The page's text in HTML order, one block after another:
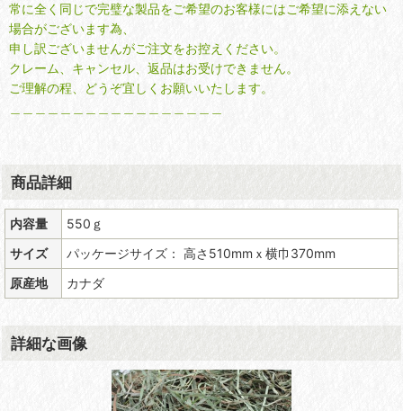
常に全く同じで完璧な製品をご希望のお客様にはご希望に添えない
場合がございます為、
申し訳ございませんがご注文をお控えください。
クレーム、キャンセル、返品はお受けできません。
ご理解の程、どうぞ宜しくお願いいたします。
商品詳細
内容量
550ｇ
サイズ
パッケージサイズ： 高さ510mmｘ横巾370mm
原産地
カナダ
詳細な画像